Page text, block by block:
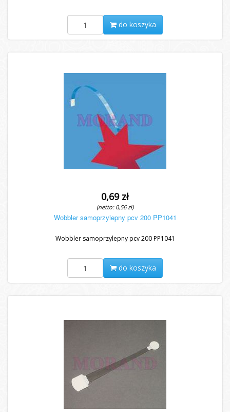
do koszyka
0,69 zł
(netto: 0,56 zł)
Wobbler samoprzylepny pcv 200 PP1041
Wobbler samoprzylepny pcv 200 PP1041
do koszyka